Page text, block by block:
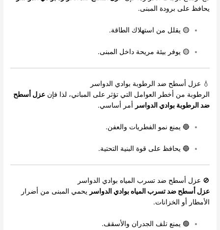
يحافظ على برودة المبنى.
🟡 يقلل من استهلاك الطاقة.
🟡 يوفر بيئة مريحة داخل المبنى.
💧 عزل أسطح ضد الرطوبة بوادي الدواسر
الرطوبة من أخطر العوامل التي تؤثر على المباني، لذا فإنعزل أسطح
ضد الرطوبة بوادي الدواسر أمر أساسي.
🔵 يمنع نمو الفطريات والعفن.
🔵 يحافظ على قوة البنية التحتية.
🚫 عزل أسطح ضد تسرب المياه بوادي الدواسر
عزل أسطح ضد تسرب المياه بوادي الدواسر يحمي المبنى من أضرار
الأمطار أو الخزانات.
🟢 يمنع تلف الجدران والأسقف.